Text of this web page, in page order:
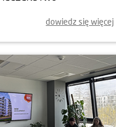
dowiedz się więcej